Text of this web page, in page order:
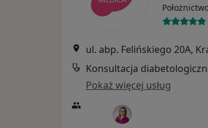
ul. abp. Felińskiego 20A,
Konsultacja
Pokaż więcej usług